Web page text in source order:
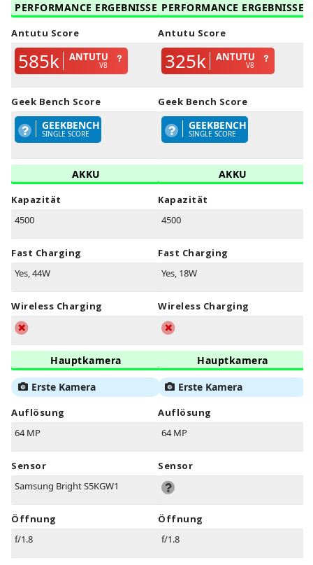
PERFORMANCE ERGEBNISSE
Antutu Score
585k ANTUTU
V8
Geek Bench Score
GEEKBENCH
SINGLE SCORE
AKKU
Kapazität
4500
Fast Charging
Yes, 44W
Wireless Charging
Hauptkamera
Erste Kamera
Auflösung
64 MP
Sensor
Samsung Bright S5KGW1
Öffnung
f/1.8
PERFORMANCE ERGEBNISSE
Antutu Score
325k ANTUTU
V8
Geek Bench Score
GEEKBENCH
SINGLE SCORE
AKKU
Kapazität
4500
Fast Charging
Yes, 18W
Wireless Charging
Hauptkamera
Erste Kamera
Auflösung
64 MP
Sensor
Öffnung
f/1.8